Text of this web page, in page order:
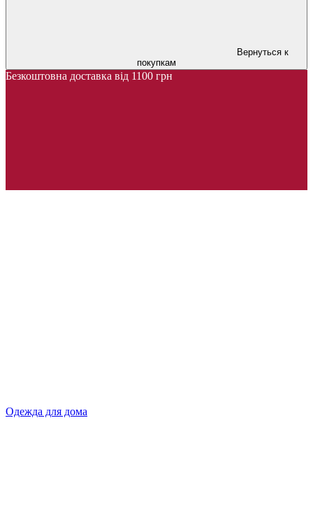
Вернуться к
покупкам
Безкоштовна доставка від 1100 грн
Одежда для дома